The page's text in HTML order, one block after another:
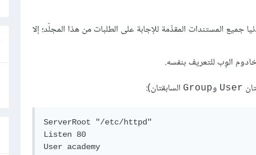
المستندات المقدَّمة للإجابة على الطلبات من هذا المجلّد؛ إلا
User وGroup السابقتان):
ServerRoot "/etc/httpd"
Listen 80
User academy